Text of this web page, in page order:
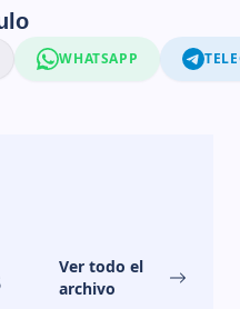
WHATSAPP
Ver todo el
archivo